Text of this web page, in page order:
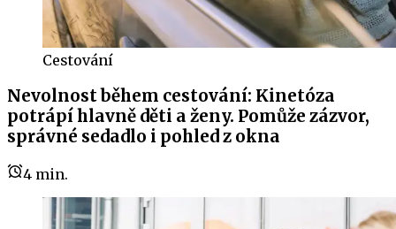
Cestování
Nevolnost během cestování: Kinetóza
potrápí hlavně děti a ženy. Pomůže zázvor,
správné sedadlo i pohled z okna
4 min.